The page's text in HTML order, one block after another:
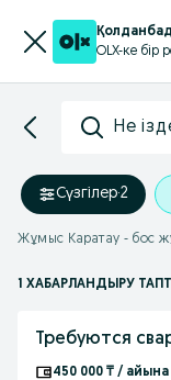
OLX-ке бір
Не
Сүзгілер·2
1 ХАБАРЛАНДЫРУ
Требуются
450 000 ₸ / айына